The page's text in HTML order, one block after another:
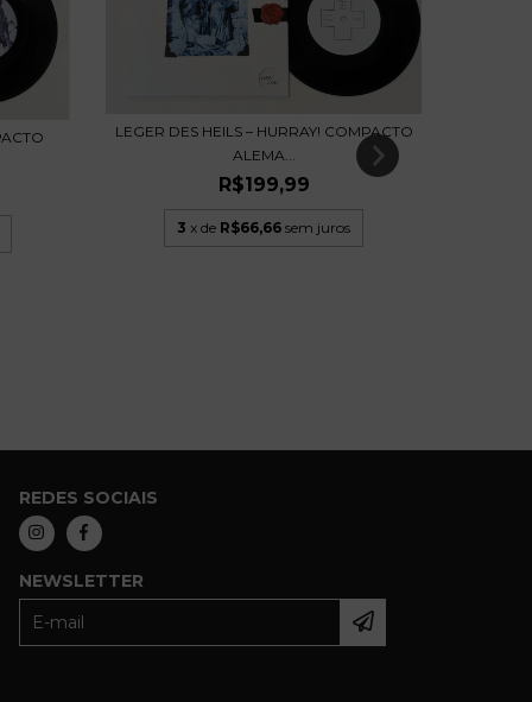
LEGER DES HEILS – HURRAY! COMPACTO
ALEMA...
R$199,99
3 x de R$66,66 sem juros
REDES SOCIAIS
NEWSLETTER